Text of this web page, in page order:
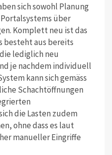
sich sowohl Planung
über
Komplett neu ist das
besteht aus bereits
lediglich neu
je nachdem individuell
kann sich gemäss
Schachtöffnungen
die Lasten zudem
ohne dass es laut
manueller Eingriffe